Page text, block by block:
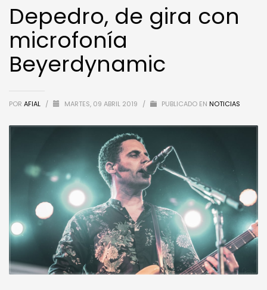
Depedro, de gira con
microfonía
Beyerdynamic
POR AFIAL / MARTES, 09 ABRIL 2019 / PUBLICADO EN NOTICIAS